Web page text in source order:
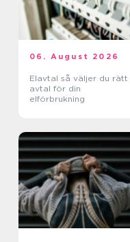
06. August 2026
Elavtal så väljer du rätt
avtal för din
elförbrukning